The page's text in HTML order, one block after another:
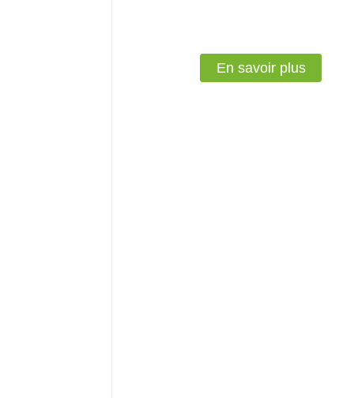
En savoir plus